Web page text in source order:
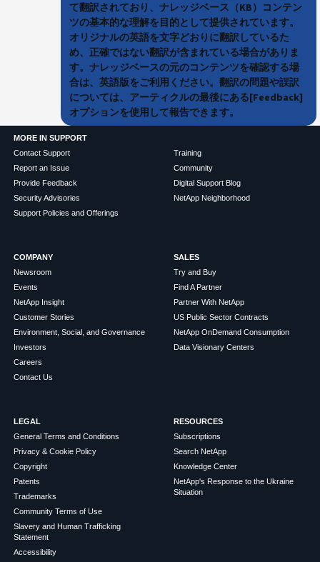
て翻訳されており、ナレッジベース（KB）コンテン
ツの基本的な理解を目的として提供されています。
オリジナルの英語を文字どおりに翻訳しているた
め、正確ではない翻訳が含まれている場合がありま
す。ナレッジベースの元のコンテンツを確認する場
合は、英語版をご利用ください。翻訳の問題や誤訳
については、アーティクルの最後にある[Feedback]
オプションを使用して報告できます。
MORE IN SUPPORT
Contact Support
Report an Issue
Provide Feedback
Security Advisories
Support Policies and Offerings
Training
Community
Digital Support Blog
NetApp Neighborhood
COMPANY
Newsroom
Events
NetApp Insight
Customer Stories
Environment, Social, and Governance
Investors
Careers
Contact Us
SALES
Try and Buy
Find A Partner
Partner With NetApp
US Public Sector Contracts
NetApp OnDemand Consumption
Data Visionary Centers
LEGAL
General Terms and Conditions
Privacy & Cookie Policy
Copyright
Patents
Trademarks
Community Terms of Use
Slavery and Human Trafficking
Statement
Accessibility
RESOURCES
Subscriptions
Search NetApp
Knowledge Center
NetApp's Response to the Ukraine
Situation